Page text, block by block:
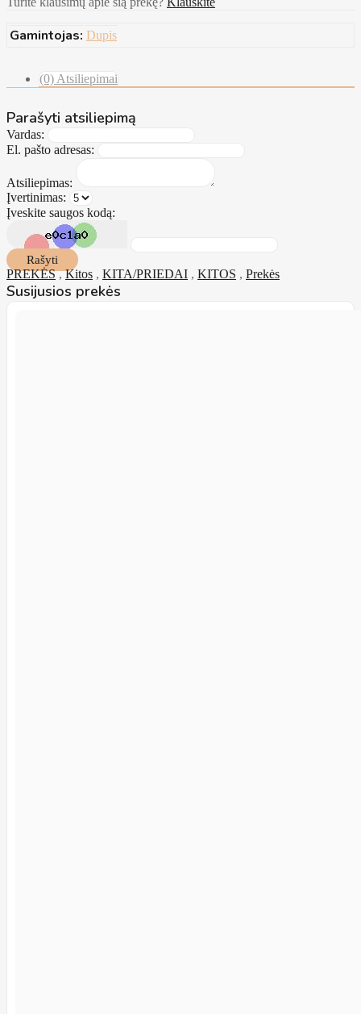
Gamintojas: Dupis
(0) Atsiliepimai
Parašyti atsiliepimą
Vardas:
El. pašto adresas:
Atsiliepimas:
Įvertinimas:
Įveskite saugos kodą:
Rašyti
PREKĖS,Kitos , KITA/PRIEDAI , KITOS , Prekės
Susijusios prekės